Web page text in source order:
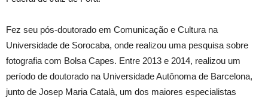
Fez seu pós-doutorado em Comunicação e Cultura na
Universidade de Sorocaba, onde realizou uma pesquisa sobre
fotografia com Bolsa Capes. Entre 2013 e 2014, realizou um
período de doutorado na Universidade Autônoma de Barcelona,
junto de Josep Maria Català, um dos maiores especialistas